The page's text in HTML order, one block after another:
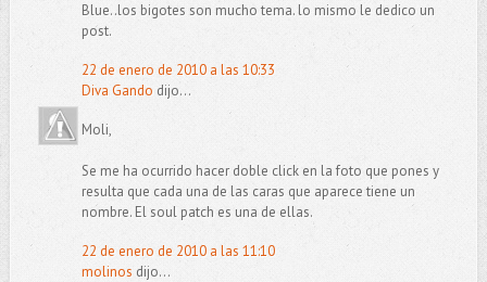
Blue..los bigotes son mucho tema. lo mismo le dedico un
post.
22 de enero de 2010 a las 10:33
Diva Gando dijo...
Moli,
Se me ha ocurrido hacer doble click en la foto que pones y
resulta que cada una de las caras que aparece tiene un
nombre. El soul patch es una de ellas.
22 de enero de 2010 a las 11:10
molinos dijo...